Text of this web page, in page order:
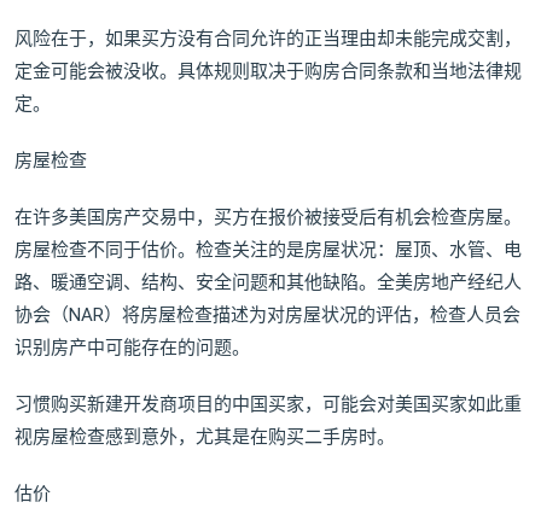
风险在于，如果买方没有合同允许的正当理由却未能完成交割，
定金可能会被没收。具体规则取决于购房合同条款和当地法律规
定。
房屋检查
在许多美国房产交易中，买方在报价被接受后有机会检查房屋。
房屋检查不同于估价。检查关注的是房屋状况：屋顶、水管、电
路、暖通空调、结构、安全问题和其他缺陷。全美房地产经纪人
协会（NAR）将房屋检查描述为对房屋状况的评估，检查人员会
识别房产中可能存在的问题。
习惯购买新建开发商项目的中国买家，可能会对美国买家如此重
视房屋检查感到意外，尤其是在购买二手房时。
估价